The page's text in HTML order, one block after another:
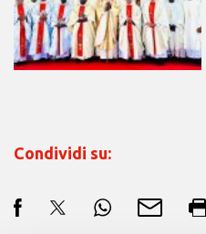
Condividi su: